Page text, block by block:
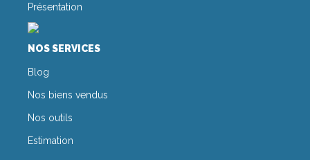
Présentation
NOS SERVICES
Blog
Nos biens vendus
Nos outils
Estimation